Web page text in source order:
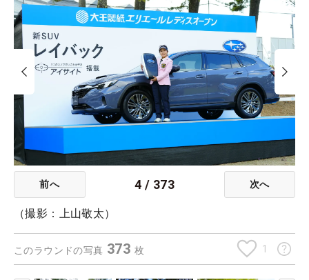
前へ 4 / 373 次へ
（撮影：上山敬太）
このラウンドの写真 373 枚 1